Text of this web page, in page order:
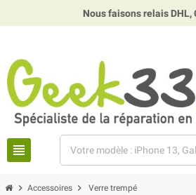
Nous faisons relais DHL,
view_headline
chevron_right Accessoires chevron_right Verre trempé